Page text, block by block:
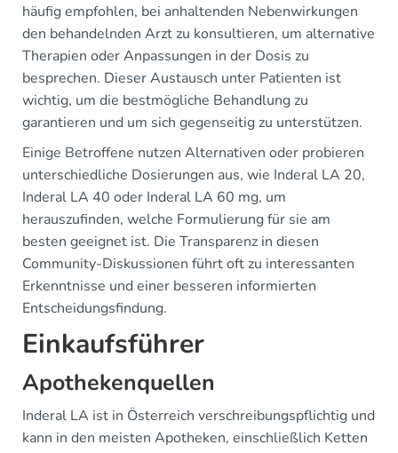
häufig empfohlen, bei anhaltenden Nebenwirkungen
den behandelnden Arzt zu konsultieren, um alternative
Therapien oder Anpassungen in der Dosis zu
besprechen. Dieser Austausch unter Patienten ist
wichtig, um die bestmögliche Behandlung zu
garantieren und um sich gegenseitig zu unterstützen.
Einige Betroffene nutzen Alternativen oder probieren
unterschiedliche Dosierungen aus, wie Inderal LA 20,
Inderal LA 40 oder Inderal LA 60 mg, um
herauszufinden, welche Formulierung für sie am
besten geeignet ist. Die Transparenz in diesen
Community-Diskussionen führt oft zu interessanten
Erkenntnisse und einer besseren informierten
Entscheidungsfindung.
Einkaufsführer
Apothekenquellen
Inderal LA ist in Österreich verschreibungspflichtig und
kann in den meisten Apotheken, einschließlich Ketten